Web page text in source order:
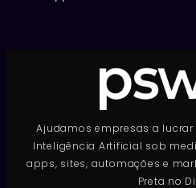
Ajudamos empresas a
Inteligência Artificial sob
apps, sites, automações e
Preta no